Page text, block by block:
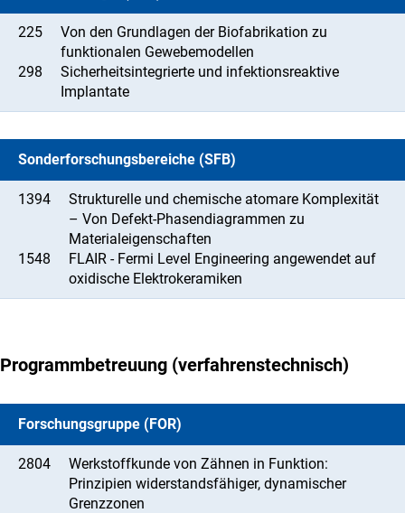
225
Von den Grundlagen der Biofabrikation zu
funktionalen Gewebemodellen
298
Sicherheitsintegrierte und infektionsreaktive
Implantate
Sonderforschungsbereiche (SFB)
1394
Strukturelle und chemische atomare Komplexität
– Von Defekt-Phasendiagrammen zu
Materialeigenschaften
1548
FLAIR - Fermi Level Engineering angewendet auf
oxidische Elektrokeramiken
Programmbetreuung (verfahrenstechnisch)
Forschungsgruppe (FOR)
2804
Werkstoffkunde von Zähnen in Funktion:
Prinzipien widerstandsfähiger, dynamischer
Grenzzonen